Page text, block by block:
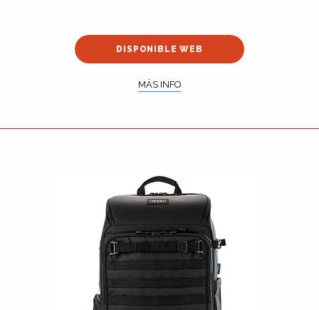
DISPONIBLE WEB
MÁS INFO